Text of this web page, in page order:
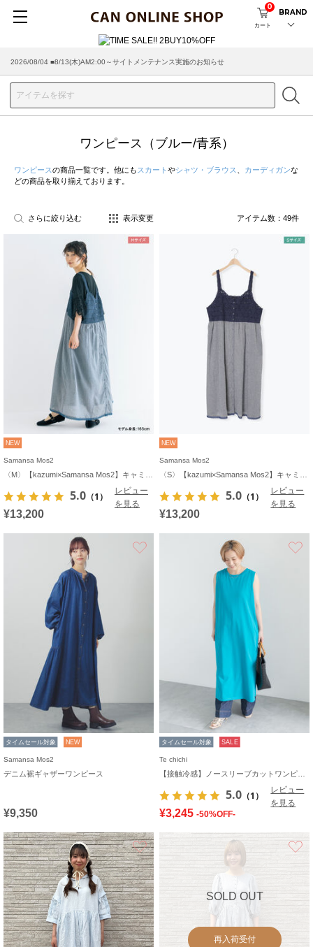
カート
0
BRAND
2026/07/29 ■【お知らせ】ヤマト運輸の配送遅延・停止について
ワンピース（ブルー/青系）
ワンピースの商品一覧です。他にも スカート やシャツ・ブラウス カーディガンな
どの商品を取り揃えております。
さらに絞り込む 表示変更 アイテム数： 49件
NEW
Samansa Mos2
5.0 （1）
レビュー
を見る
¥13,200
NEW
Samansa Mos2
5.0 （1）
レビュー
を見る
¥13,200
タイムセール対象 NEW
Samansa Mos2
デニム裾ギャザーワンピース
¥9,350
タイムセール対象 SALE
Te chichi
5.0 （1）
レビュー
を見る
¥3,245 -50%OFF-
お気に入り
SOLD OUT
再入荷受付